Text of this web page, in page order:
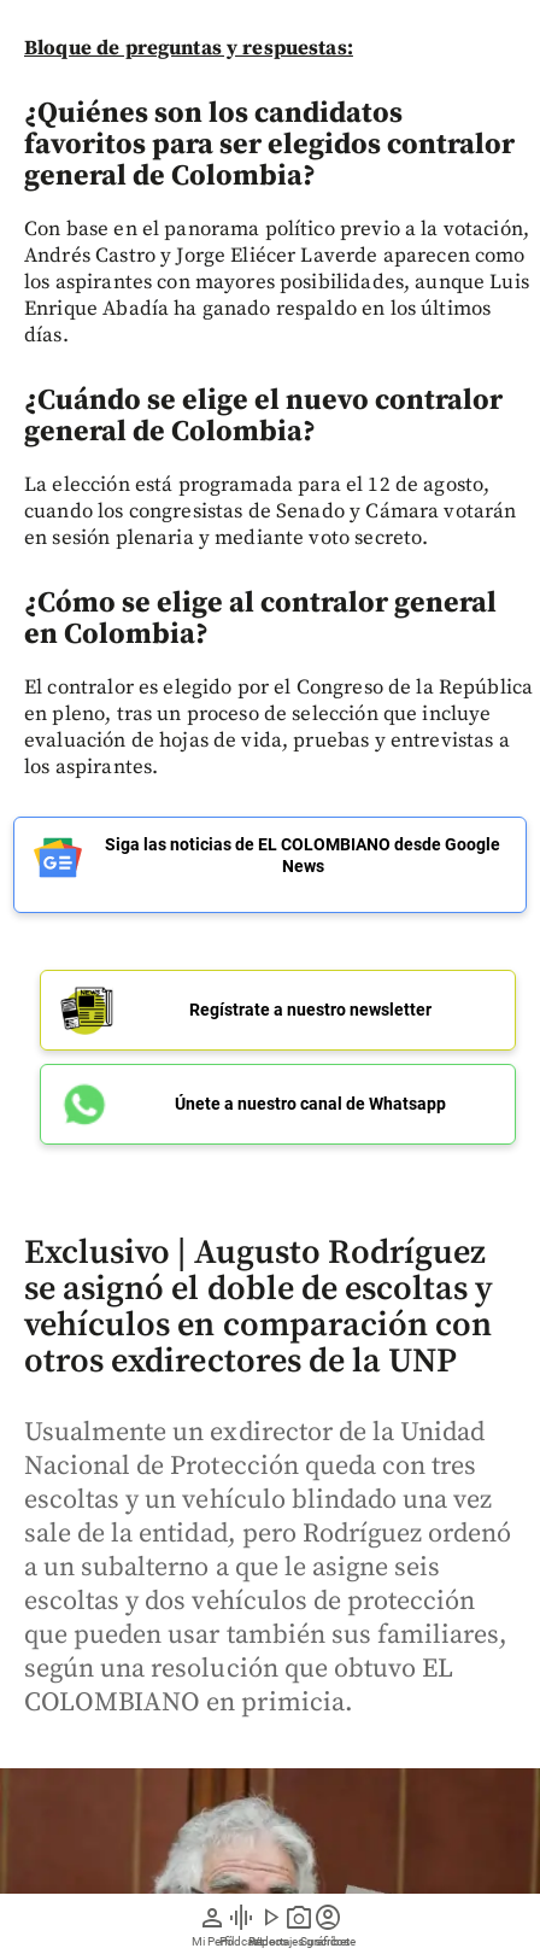
person
Mi Perfil
graphic_eq
Pódcast
play_arrow
Videos
photo_camera
Reportajes gráficos
account_circle
Suscríbete
Bloque de preguntas y respuestas:
¿Quiénes son los candidatos
favoritos para ser elegidos contralor
general de Colombia?
Con base en el panorama político previo a la votación,
Andrés Castro y Jorge Eliécer Laverde aparecen como
los aspirantes con mayores posibilidades, aunque Luis
Enrique Abadía ha ganado respaldo en los últimos
días.
¿Cuándo se elige el nuevo contralor
general de Colombia?
La elección está programada para el 12 de agosto,
cuando los congresistas de Senado y Cámara votarán
en sesión plenaria y mediante voto secreto.
¿Cómo se elige al contralor general
en Colombia?
El contralor es elegido por el Congreso de la República
en pleno, tras un proceso de selección que incluye
evaluación de hojas de vida, pruebas y entrevistas a
los aspirantes.
Siga las noticias de EL COLOMBIANO desde Google
News
Regístrate a nuestro newsletter
Únete a nuestro canal de Whatsapp
Exclusivo | Augusto Rodríguez
se asignó el doble de escoltas y
vehículos en comparación con
otros exdirectores de la UNP
Usualmente un exdirector de la Unidad
Nacional de Protección queda con tres
escoltas y un vehículo blindado una vez
sale de la entidad, pero Rodríguez ordenó
a un subalterno a que le asigne seis
escoltas y dos vehículos de protección
que pueden usar también sus familiares,
según una resolución que obtuvo EL
COLOMBIANO en primicia.